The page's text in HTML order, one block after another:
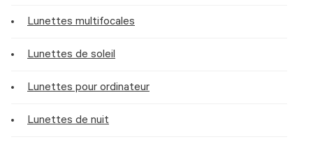
Lunettes multifocales
Lunettes de soleil
Lunettes pour ordinateur
Lunettes de nuit